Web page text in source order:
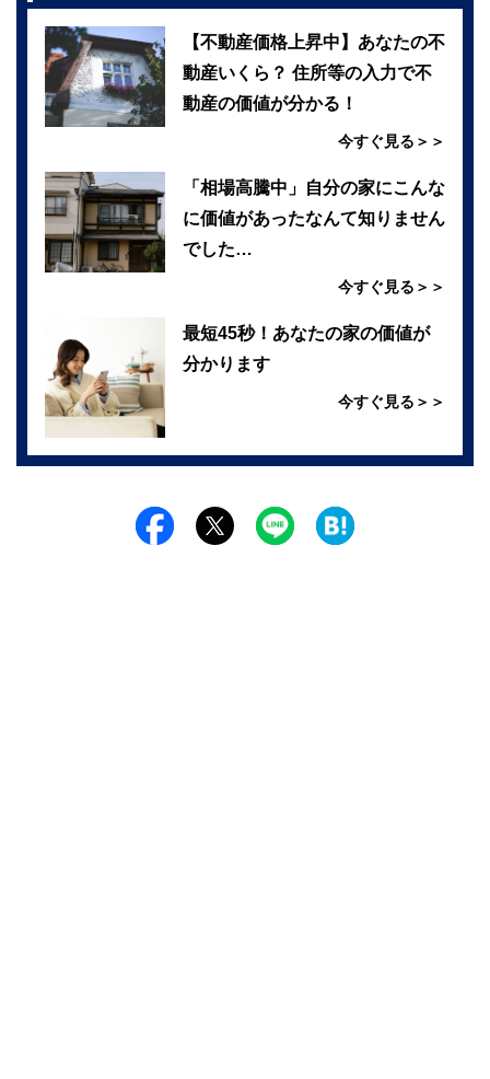
【不動産価格上昇中】あなたの不
動産いくら？ 住所等の入力で不
動産の価値が分かる！
今すぐ見る＞＞
「相場高騰中」自分の家にこんな
に価値があったなんて知りません
でした…
今すぐ見る＞＞
最短45秒！あなたの家の価値が
分かります
今すぐ見る＞＞